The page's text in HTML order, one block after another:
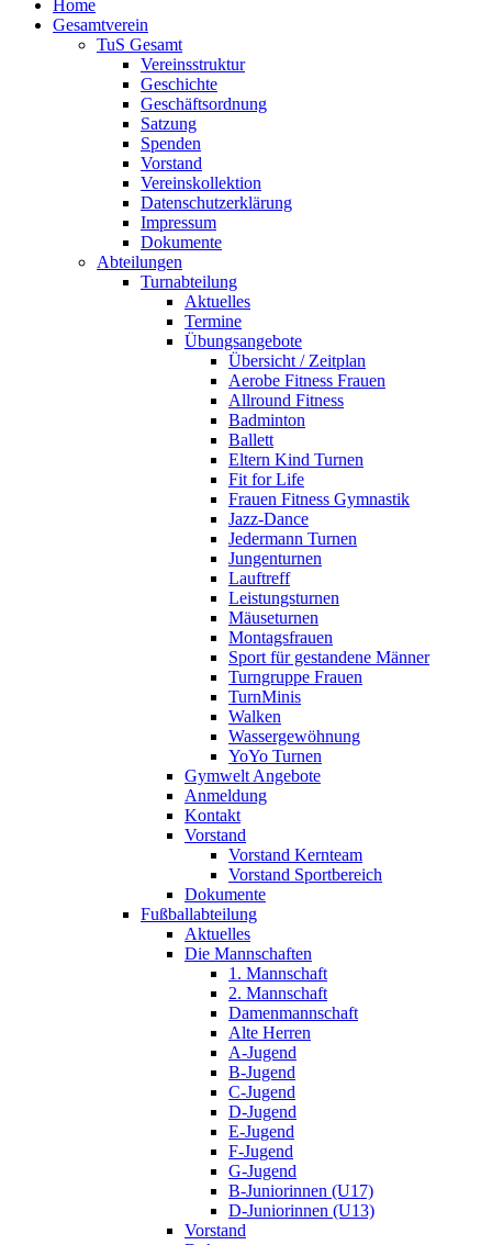
Home
Gesamtverein
TuS Gesamt
Vereinsstruktur
Geschichte
Geschäftsordnung
Satzung
Spenden
Vorstand
Vereinskollektion
Datenschutzerklärung
Impressum
Dokumente
Abteilungen
Turnabteilung
Aktuelles
Termine
Übungsangebote
Übersicht / Zeitplan
Aerobe Fitness Frauen
Allround Fitness
Badminton
Ballett
Eltern Kind Turnen
Fit for Life
Frauen Fitness Gymnastik
Jazz-Dance
Jedermann Turnen
Jungenturnen
Lauftreff
Leistungsturnen
Mäuseturnen
Montagsfrauen
Sport für gestandene Männer
Turngruppe Frauen
TurnMinis
Walken
Wassergewöhnung
YoYo Turnen
Gymwelt Angebote
Anmeldung
Kontakt
Vorstand
Vorstand Kernteam
Vorstand Sportbereich
Dokumente
Fußballabteilung
Aktuelles
Die Mannschaften
1. Mannschaft
2. Mannschaft
Damenmannschaft
Alte Herren
A-Jugend
B-Jugend
C-Jugend
D-Jugend
E-Jugend
F-Jugend
G-Jugend
B-Juniorinnen (U17)
D-Juniorinnen (U13)
Vorstand